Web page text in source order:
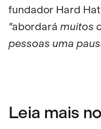
fundador Hard
"abordará muitos
pessoas uma
Leia mais